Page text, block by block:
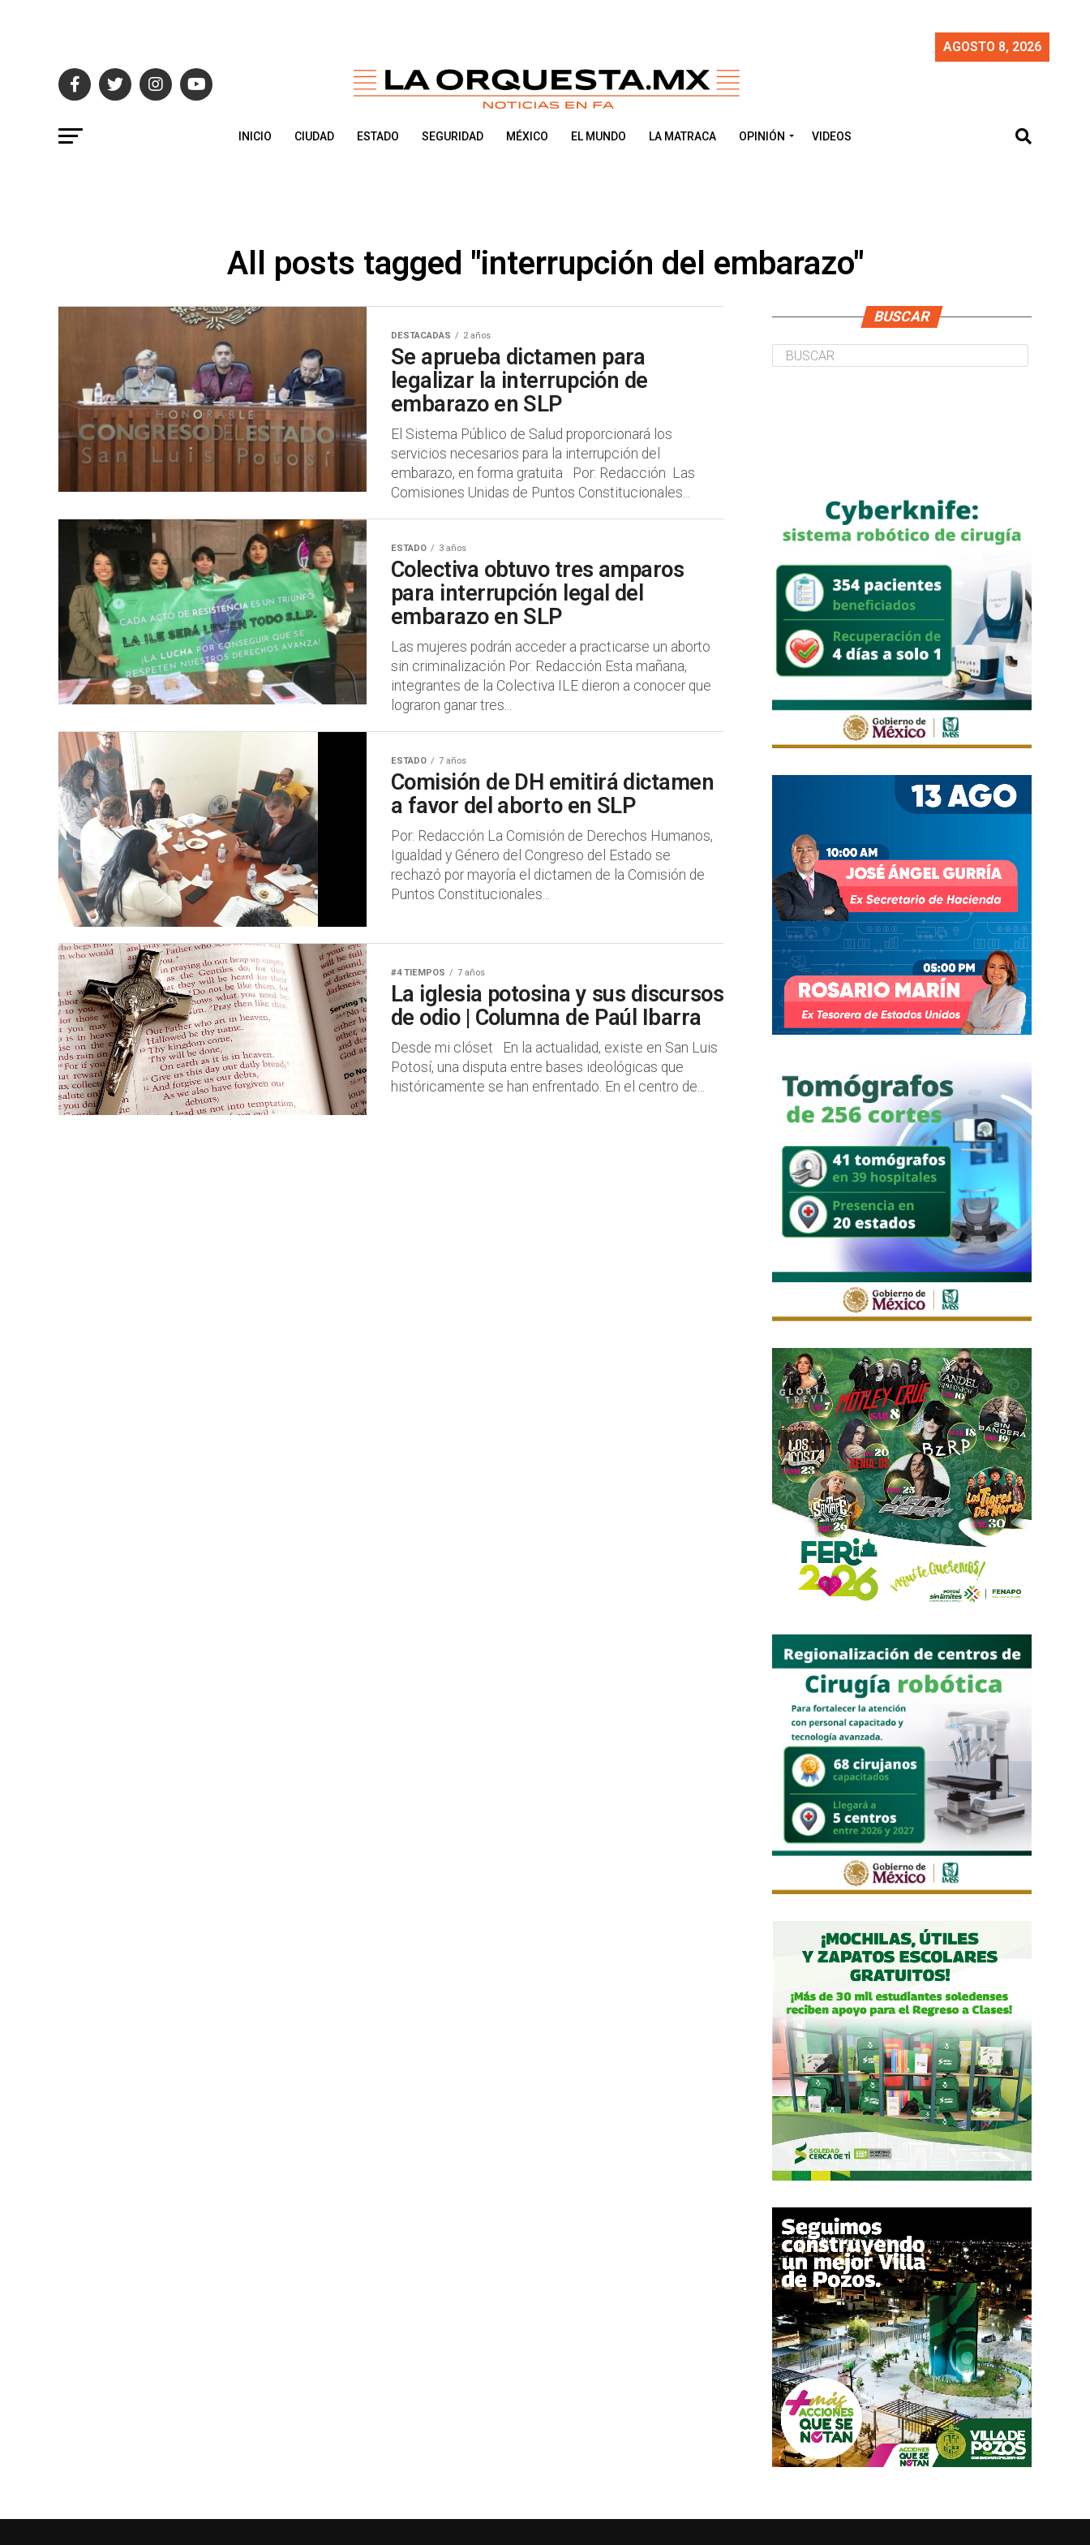
AGOSTO 8, 2026
INICIO CIUDAD ESTADO SEGURIDAD MÉXICO EL MUNDO LA MATRACA OPINIÓN VIDEOS
All posts tagged "interrupción del embarazo"
DESTACADAS 2 años
Se aprueba dictamen para
legalizar la interrupción de
embarazo en SLP
El Sistema Público de Salud proporcionará los
servicios necesarios para la interrupción del
embarazo, en forma gratuita Por: Redacción Las
Comisiones Unidas de Puntos Constitucionales...
ESTADO 3 años
Colectiva obtuvo tres amparos
para interrupción legal del
embarazo en SLP
Las mujeres podrán acceder a practicarse un aborto
sin criminalización Por: Redacción Esta mañana,
integrantes de la Colectiva ILE dieron a conocer que
lograron ganar tres...
ESTADO 7 años
Comisión de DH emitirá dictamen
a favor del aborto en SLP
Por: Redacción La Comisión de Derechos Humanos,
Igualdad y Género del Congreso del Estado se
rechazó por mayoría el dictamen de la Comisión de
Puntos Constitucionales...
#4 TIEMPOS 7 años
La iglesia potosina y sus discursos
de odio | Columna de Paúl Ibarra
Desde mi clóset En la actualidad, existe en San Luis
Potosí, una disputa entre bases ideológicas que
históricamente se han enfrentado. En el centro de...
BUSCAR